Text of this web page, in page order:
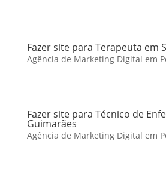
Fazer site para Terapeuta em
Agência de Marketing Digital em
Fazer site para Técnico de
Guimarães
Agência de Marketing Digital em